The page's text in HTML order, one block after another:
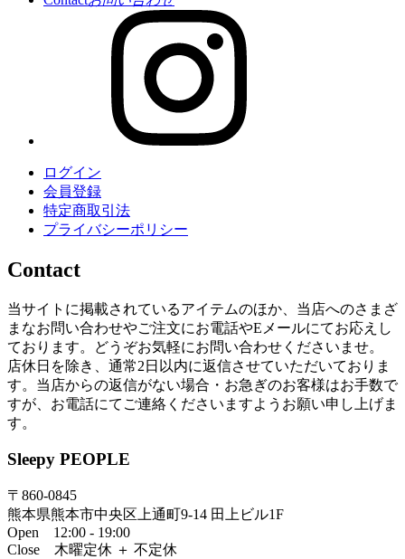
ログイン
会員登録
特定商取引法
プライバシーポリシー
Contact
当サイトに掲載されているアイテムのほか、当店へのさまざ
まなお問い合わせやご注文にお電話やEメールにてお応えし
ております。どうぞお気軽にお問い合わせくださいませ。
店休日を除き、通常2日以内に返信させていただいておりま
す。当店からの返信がない場合・お急ぎのお客様はお手数で
すが、お電話にてご連絡くださいますようお願い申し上げま
す。
Sleepy PEOPLE
〒860-0845
熊本県熊本市中央区上通町9-14 田上ビル1F
Open 12:00 - 19:00
Close 木曜定休 ＋ 不定休